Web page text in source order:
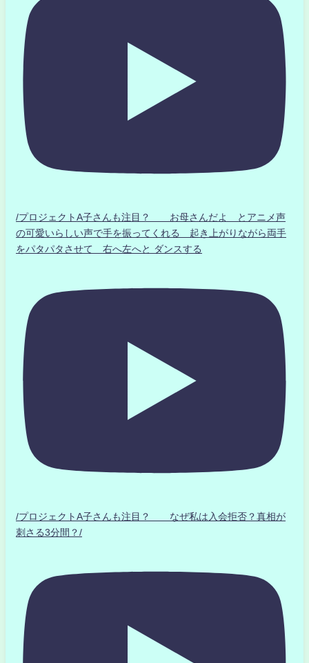
/プロジェクトA子さんも注目？ お母さんだよ とアニメ声
の可愛いらしい声で手を振ってくれる 起き上がりながら両手
をパタパタさせて 右へ左へと ダンスする
/プロジェクトA子さんも注目？ なぜ私は入会拒否？真相が
刺さる3分間？/